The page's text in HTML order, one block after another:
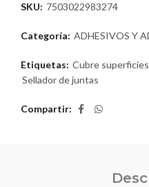
SKU: 7503022983274
Categoría: ADHESIVOS Y
Etiquetas: Cubre
Sellador de juntas
Compartir